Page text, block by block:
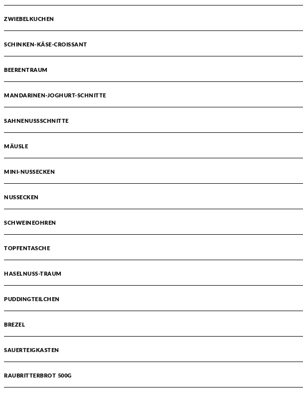
ZWIEBELKUCHEN
SCHINKEN-KÄSE-CROISSANT
BEERENTRAUM
MANDARINEN-JOGHURT-SCHNITTE
SAHNENUSSSCHNITTE
MÄUSLE
MINI-NUSSECKEN
NUSSECKEN
SCHWEINEOHREN
TOPFENTASCHE
HASELNUSS-TRAUM
PUDDINGTEILCHEN
BREZEL
SAUERTEIGKASTEN
RAUBRITTERBROT 500G